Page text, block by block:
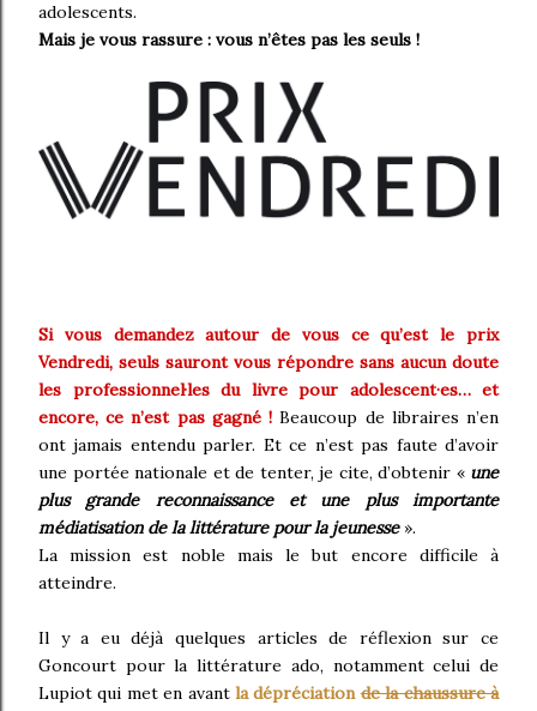
adolescents.
Mais je vous rassure : vous n’êtes pas les seuls !
Si vous demandez autour de vous ce qu’est le prix
Vendredi, seuls sauront vous répondre sans aucun doute
les professionnel·les du livre pour adolescent·es… et
encore, ce n’est pas gagné !Beaucoup de libraires n’en
ont jamais entendu parler. Et ce n’est pas faute d’avoir
une portée nationale et de tenter, je cite, d’obtenir « une
plus grande reconnaissance et une plus importante
médiatisation de la littérature pour la jeunesse».
La mission est noble mais le but encore difficile à
atteindre.
Il y a eu déjà quelques articles de réflexion sur ce
Goncourt pour la littérature ado, notamment celui de
Lupiot qui met en avant la dépréciationde la chaussure à